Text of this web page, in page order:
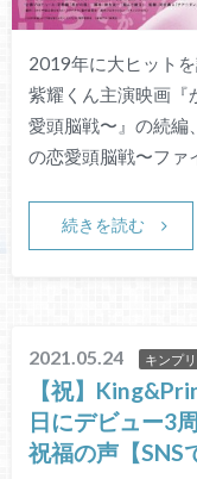
2019年に大ヒット
紫耀くん主演映画『
愛頭脳戦〜』の続編
の恋愛頭脳戦〜フ
続きを読む
2021.05.24 キンプ
【祝】
日にデビュー3
祝福の声【SNS